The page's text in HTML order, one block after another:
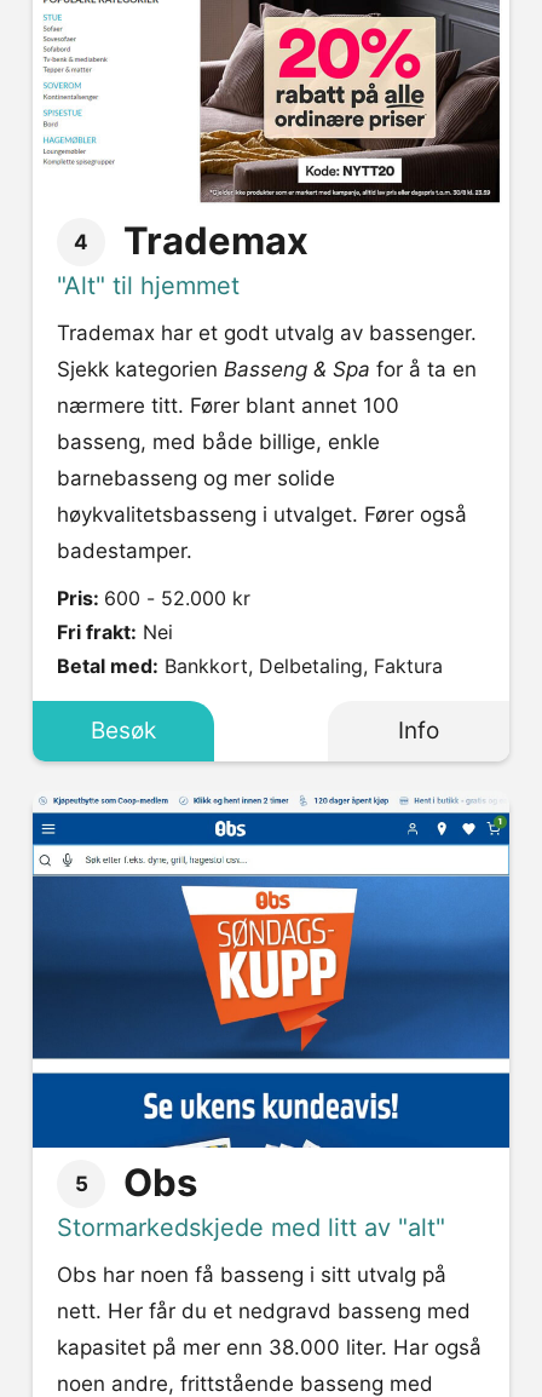
4 Trademax
"Alt" til hjemmet
Trademax har et godt utvalg av bassenger.
Sjekk kategorien Basseng & Spa for å ta en
nærmere titt. Fører blant annet 100
basseng, med både billige, enkle
barnebasseng og mer solide
høykvalitetsbasseng i utvalget. Fører også
badestamper.
Pris: 600 - 52.000 kr
Fri frakt: Nei
Betal med: Bankkort, Delbetaling, Faktura
Besøk Info
5 Obs
Stormarkedskjede med litt av "alt"
Obs har noen få basseng i sitt utvalg på
nett. Her får du et nedgravd basseng med
kapasitet på mer enn 38.000 liter. Har også
noen andre, frittstående basseng med